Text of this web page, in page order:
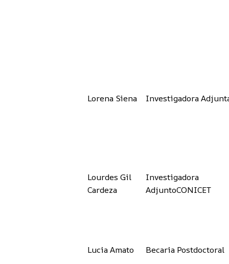
Lorena Siena Investigadora
Lourdes Gil
Cardeza
Investigadora
AdjuntoCONICET
Lucia Amato Becaria Postdoctoral